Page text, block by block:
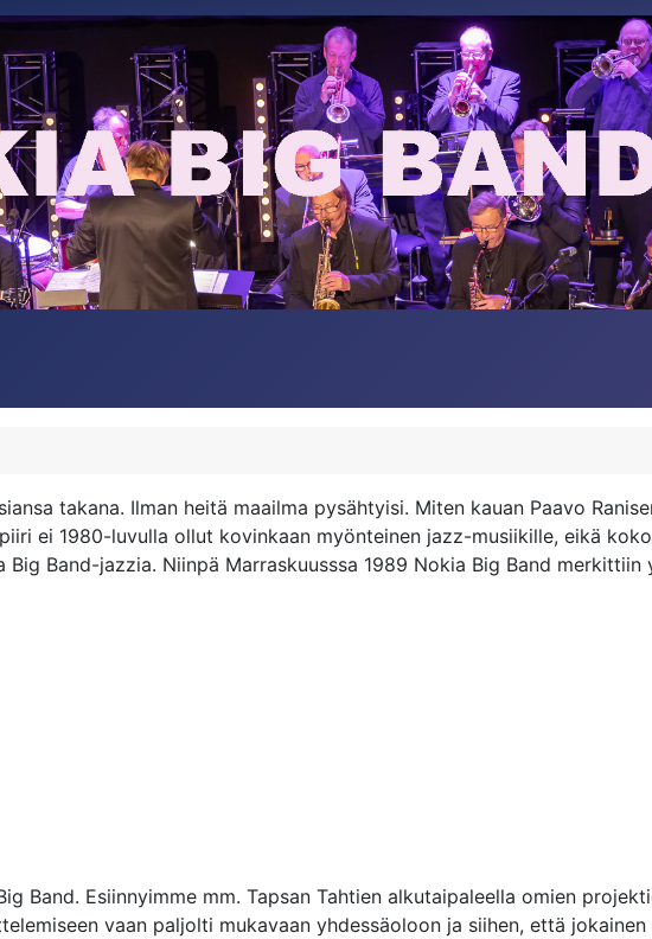
takana. Ilman heitä maailma pysähtyisi. Miten kauan Paavo
ei 1980-luvulla ollut kovinkaan myönteinen jazz-musiikille, eikä
Band-jazzia. Niinpä Marraskuusssa 1989 Nokia Big Band
Band. Esiinnyimme mm. Tapsan Tahtien alkutaipaleella omien
vaan paljolti mukavaan yhdessäoloon ja siihen, että